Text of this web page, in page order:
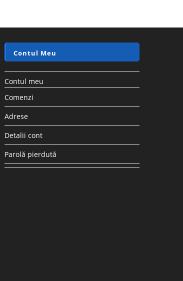
Contul Meu
Contul meu
Comenzi
Adrese
Detalii cont
Parolă pierdută